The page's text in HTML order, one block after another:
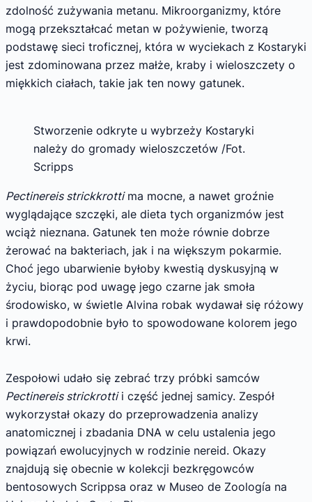
zdolność zużywania metanu. Mikroorganizmy, które
mogą przekształcać metan w pożywienie, tworzą
podstawę sieci troficznej, która w wyciekach z Kostaryki
jest zdominowana przez małże, kraby i wieloszczety o
miękkich ciałach, takie jak ten nowy gatunek.
Stworzenie odkryte u wybrzeży Kostaryki
należy do gromady wieloszczetów /Fot.
Scripps
Pectinereis strickkrottima mocne, a nawet groźnie
wyglądające szczęki, ale dieta tych organizmów jest
wciąż nieznana. Gatunek ten może równie dobrze
żerować na bakteriach, jak i na większym pokarmie.
Choć jego ubarwienie byłoby kwestią dyskusyjną w
życiu, biorąc pod uwagę jego czarne jak smoła
środowisko, w świetle Alvina robak wydawał się różowy
i prawdopodobnie było to spowodowane kolorem jego
krwi.
Zespołowi udało się zebrać trzy próbki samców
Pectinereis strickrottii część jednej samicy. Zespół
wykorzystał okazy do przeprowadzenia analizy
anatomicznej i zbadania DNA w celu ustalenia jego
powiązań ewolucyjnych w rodzinie nereid. Okazy
znajdują się obecnie w kolekcji bezkręgowców
bentosowych Scrippsa oraz w Museo de Zoología na